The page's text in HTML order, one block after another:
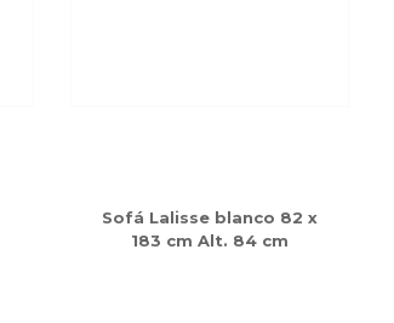
Sofá Lalisse blanco 82 x
183 cm Alt. 84 cm